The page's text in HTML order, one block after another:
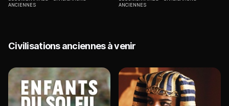
ANCIENNES
ANCIENNES
Civilisations anciennes à venir